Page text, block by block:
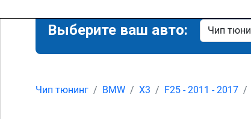
Выберите ваш авто:
Чип тюнинг BMW X3 F25 - 2011 - 2017